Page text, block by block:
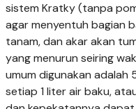
sistem Kratky (tanpa
agar menyentuh bagian
tanam, dan akar akan
yang menurun seiring
umum digunakan adalah
setiap 1 liter air baku,